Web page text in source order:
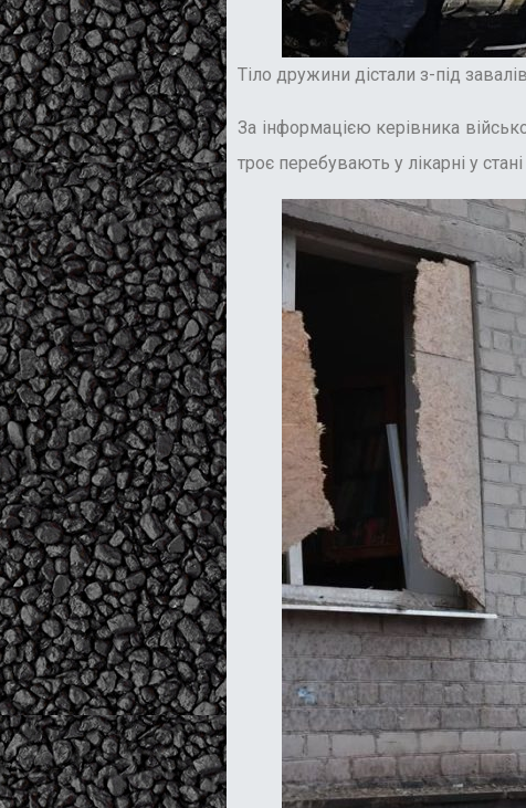
Тіло дружини дістали з-під
За інформацією керівника
троє перебувають у лікарні у